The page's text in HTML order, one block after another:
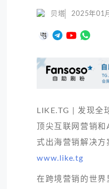
贝塔 2025年01
LIKE.TG | 发现全
顶尖互联网营销
式出海营销解决方
www.like.tg
在跨境营销的世界